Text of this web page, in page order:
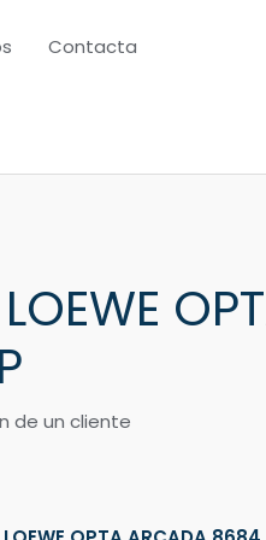
Contacta
de un cliente